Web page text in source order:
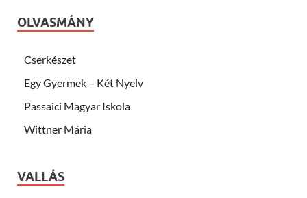
OLVASMÁNY
Cserkészet
Egy Gyermek – Két Nyelv
Passaici Magyar Iskola
Wittner Mária
VALLÁS